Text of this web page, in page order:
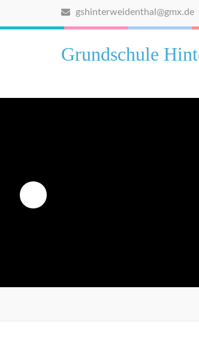
gshinterweidenthal@gmx.de
Grundschule